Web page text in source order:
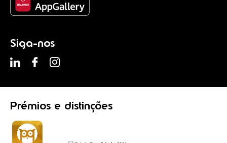
Siga-nos
Prémios e distinções